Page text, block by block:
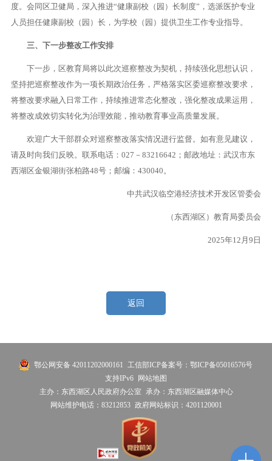
度。会同区卫健局，深入推进“健康副校（园）长制度”，选派医护专业
人员担任健康副校（园）长，为学校（园）提供卫生工作专业指导。
三、下一步整改工作安排
下一步，区教育局将以此次巡察整改为契机，持续强化思想认识，
坚持把巡察整改作为一项长期政治任务，严格落实区委巡察整改要求，
将整改要求融入日常工作，持续推进常态化整改，强化整改成果运用，
将整改成效切实转化为治理效能，推动教育事业高质量发展。
欢迎广大干部群众对巡察整改落实情况进行监督。如有意见建议，
请及时向我们反映。联系电话：027－83216642；邮政地址：武汉市东
西湖区金银湖街张柏路48号；邮编：430040。
中共武汉临空港经济技术开发区管委会
（东西湖区）教育局委员会
2025年12月9日
返回
鄂公网安备 42011202000161
工信部ICP备案号：鄂ICP备05016576号
支持IPv6 网站地图
主办：东西湖区人民政府办公室
承办：东西湖区融媒体中心
网站维护电话：83212853 政府网站标识：4201120001